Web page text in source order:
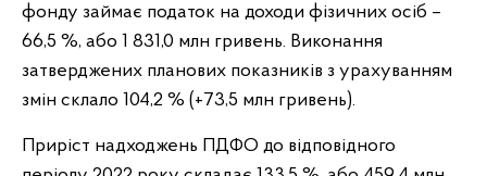
фонду займає податок на доходи фізичних осіб –
66,5 %, або 1 831,0 млн гривень. Виконання
затверджених планових показників з урахуванням
змін склало 104,2 % (+73,5 млн гривень).
Приріст надходжень ПДФО до відповідного